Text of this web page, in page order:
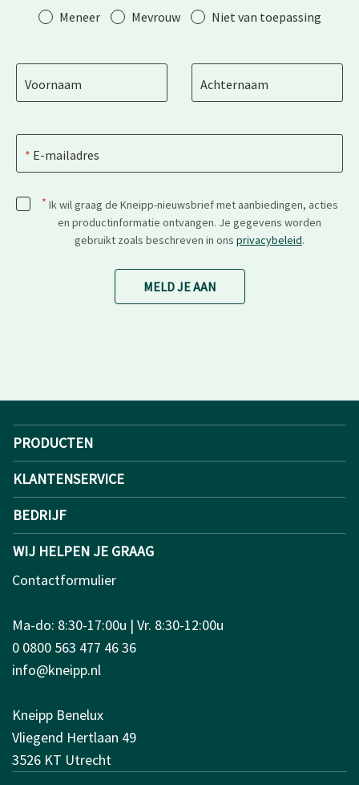
AanhefMeneer Mevrouw Niet van toepassing
Voornaam Achternaam
E-mailadres
* Ik wil graag de Kneipp-nieuwsbrief met aanbiedingen, acties
en productinformatie ontvangen. Je gegevens worden
gebruikt zoals beschreven in ons privacybeleid.
MELD JE AAN
PRODUCTEN
KLANTENSERVICE
BEDRIJF
WIJ HELPEN JE GRAAG
Contactformulier
Ma-do: 8:30-17:00u | Vr. 8:30-12:00u
0 0800 563 477 46 36
info@kneipp.nl
Kneipp Benelux
Vliegend Hertlaan 49
3526 KT Utrecht